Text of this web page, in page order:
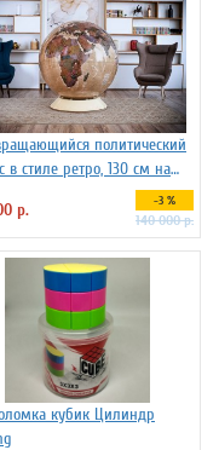
политический
в стиле ретро, 130 см на
р. -3 %
140 000 р.
кубик Цилиндр